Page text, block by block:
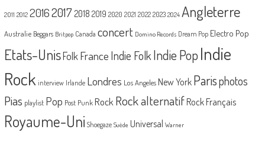
2011 2012 20162017 2018 2019 2020 2021 2022 2023 2024 Angleterre
Australie Beggars Britpop Canada concert Domino Records Dream Pop Electro Pop
Etats-UnisFolk France Indie Folk Indie PopIndie
Rock interview Irlande Londres Los Angeles New York Parisphotos
Pias playlist Pop Post Punk Rock Rock alternatif Rock Français
Royaume-Uni Shoegaze Suède Universal Warner